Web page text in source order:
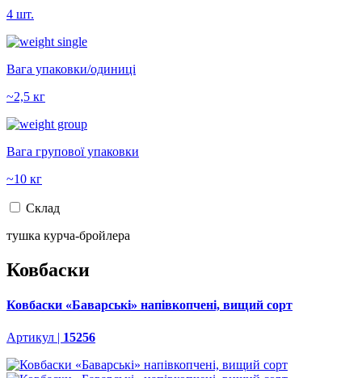
4 шт.
Вага упаковки/одиниці
~2,5 кг
Вага групової упаковки
~10 кг
Склад
тушка курча-бройлера
Ковбаски
Ковбаски «Баварські» напівкопчені, вищий сорт
Артикул | 15256